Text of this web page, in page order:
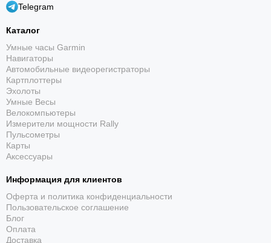
Telegram
Каталог
Умные часы Garmin
Навигаторы
Автомобильные видеорегистраторы
Картплоттеры
Эхолоты
Умные Весы
Велокомпьютеры
Измерители мощности Rally
Пульсометры
Карты
Аксессуары
Информация для клиентов
Оферта и политика конфиденциальности
Пользовательское соглашение
Блог
Оплата
Доставка